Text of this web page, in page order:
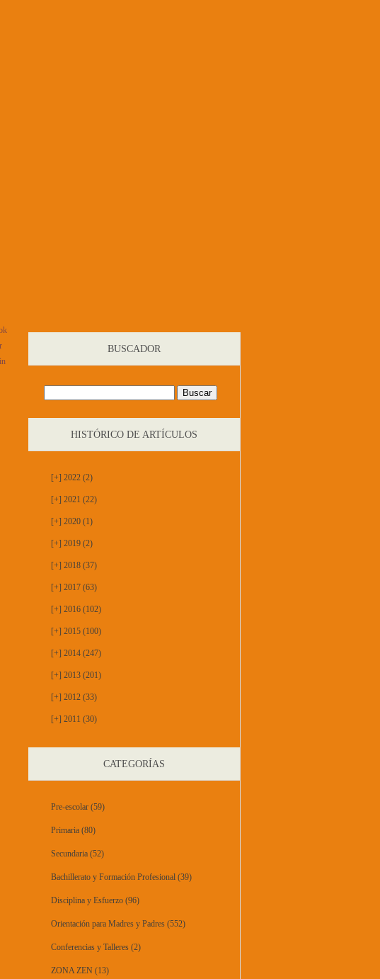
BUSCADOR
HISTÓRICO DE ARTÍCULOS
[+] 2022 (2)
[+] 2021 (22)
[+] 2020 (1)
[+] 2019 (2)
[+] 2018 (37)
[+] 2017 (63)
[+] 2016 (102)
[+] 2015 (100)
[+] 2014 (247)
[+] 2013 (201)
[+] 2012 (33)
[+] 2011 (30)
CATEGORÍAS
Pre-escolar (59)
Primaria (80)
Secundaria (52)
Bachillerato y Formación Profesional (39)
Disciplina y Esfuerzo (96)
Orientación para Madres y Padres (552)
Conferencias y Talleres (2)
ZONA ZEN (13)